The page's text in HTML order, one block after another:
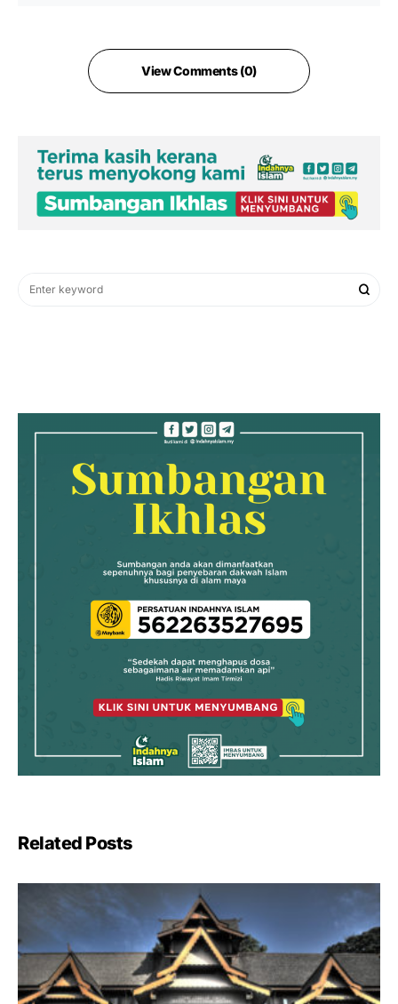
View Comments (0)
Related Posts